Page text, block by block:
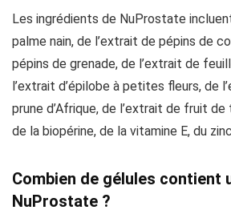
Les ingrédients de NuProstate
palme nain, de l’extrait de pépins de
pépins de grenade, de l’extrait de
l’extrait d’épilobe à petites fleurs, de
prune d’Afrique, de l’extrait de fruit
de la biopérine, de la vitamine E, du
Combien de gélules contient
NuProstate ?